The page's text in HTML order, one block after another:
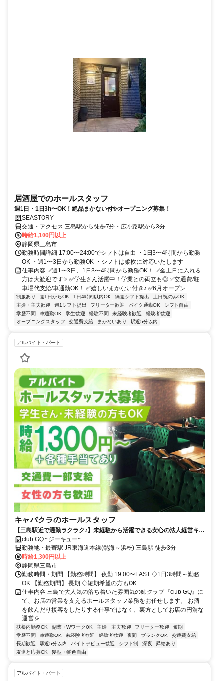
居酒屋でのホールスタッフ
週1日・1日3h〜OK！絶品まかない付✨オープニング募集！
SEASTORY
交通・アクセス 三島駅から徒歩7分・広小路駅から3分
時給1,100円以上
静岡県三島市
勤務時間詳細 17:00〜24:00でシフトは自由 ・1日3〜4時間から勤務
OK ・週1〜3日から勤務OK ・シフトは柔軟に対応いたします
仕事内容 ✅週1〜3日、1日3〜4時間から勤務OK！ ✅金土日に入れる
方は大歓迎です✨ ✅学生さん活躍中！学業との両立も◎ ✅交通費/駐
車場代支給/車通勤OK！ ✅嬉しいまかない付き♪ ✅6月オープン...
制服あり 週1日からOK 1日4時間以内OK 隔週シフト提出
土日祝のみOK
主婦・主夫歓迎
週1シフト提出 フリーター歓迎 バイク通勤OK
シフト自由
学歴不問
車通勤OK 学生歓迎 経験不問 未経験者歓迎
経験者歓迎
オープニングスタッフ
交通費支給 まかないあり 駅近5分以内
アルバイト・パート
キャバクラのホールスタッフ
【三島駅近で通勤ラクラク♪】未経験から活躍できる安心の法人経営キャ
バクラ！ホールスタッフ大募集！
club GQ ~ジーキュー~
勤務地・最寄駅 JR東海道本線(熱海～浜松) 三島駅 徒歩3分
時給1,300円以上
静岡県三島市
勤務時間・期間 【勤務時間】 夜勤 19:00〜LAST ◇1日3時間～勤務
OK 【勤務期間】 長期 ◇短期希望の方もOK
仕事内容 三島で大人気の落ち着いた雰囲気の姉クラブ『club GQ』に
て、お店の営業を支えるホールスタッフ業務をお任せします。 お酒
を飲んだり接客をしたりする仕事ではなく、裏方としてお店の円滑な
運営を...
扶養内勤務OK 副業・WワークOK 主婦・主夫歓迎 フリーター歓迎
短期
学歴不問
車通勤OK 未経験者歓迎 経験者歓迎 夜間 ブランクOK
交通費支給
長期歓迎
駅近5分以内 バイトデビュー歓迎 シフト制 深夜
昇給あり
友達と応募OK
髪型・髪色自由
アルバイト・パート